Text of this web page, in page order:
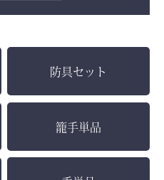
防具セット
籠手単品